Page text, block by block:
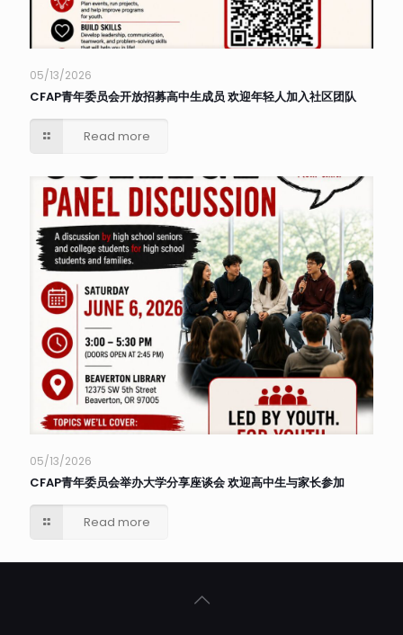
05/13/2026
CFAP青年委员会开放招募高中生成员 欢迎年轻人加入社区团队
Read more
05/13/2026
CFAP青年委员会举办大学分享座谈会 欢迎高中生与家长参加
Read more